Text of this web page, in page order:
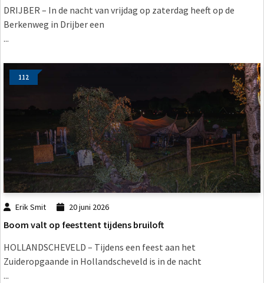
DRIJBER – In de nacht van vrijdag op zaterdag heeft op de
Berkenweg in Drijber een
...
112
Erik Smit 20 juni 2026
Boom valt op feesttent tijdens bruiloft
HOLLANDSCHEVELD – Tijdens een feest aan het
Zuideropgaande in Hollandscheveld is in de nacht
...